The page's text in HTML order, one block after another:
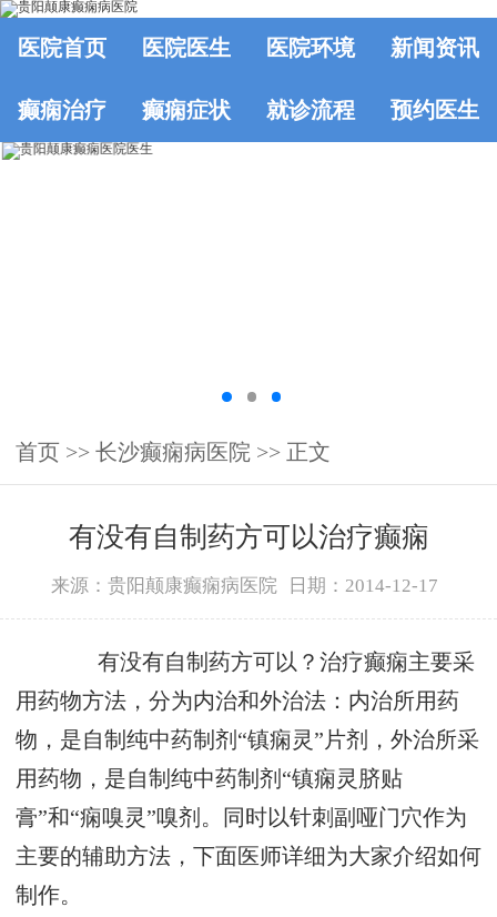
医院首页 医院医生 医院环境 新闻资讯
癫痫治疗 癫痫症状 就诊流程 预约医生
首页 >> 长沙癫痫病医院 >> 正文
有没有自制药方可以治疗癫痫
来源：贵阳颠康癫痫病医院 日期：2014-12-17
有没有自制药方可以？治疗癫痫主要采
用药物方法，分为内治和外治法：内治所用药
物，是自制纯中药制剂“镇痫灵”片剂，外治所采
用药物，是自制纯中药制剂“镇痫灵脐贴
膏”和“痫嗅灵”嗅剂。同时以针刺副哑门穴作为
主要的辅助方法，下面医师详细为大家介绍如何
制作。